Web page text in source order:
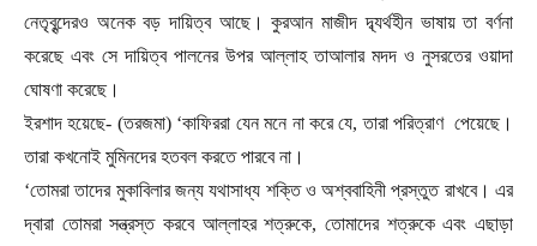
নেতৃবৃন্দেরও অনেক বড় দায়িত্ব আছে। কুরআন মাজীদ দ্ব্যর্থহীন ভাষায় তা বর্ণনা
করেছে এবং সে দায়িত্ব পালনের উপর আল্লাহ তাআলার মদদ ও নুসরতের ওয়াদা
ঘোষণা করেছে।
ইরশাদ হয়েছে- (তরজমা) ‘কাফিররা যেন মনে না করে যে,তারা পরিত্রাণপেয়েছে।
তারা কখনোই মুমিনদের হতবল করতে পারবে না।
‘তোমরা তাদের মুকাবিলার জন্য যথাসাধ্য শক্তি ও অশ্ববাহিনী প্রস্তুত রাখবে। এর
দ্বারা তোমরা সন্ত্রস্ত করবে আল্লাহর শত্রুকে,তোমাদের শত্রুকে এবং এছাড়া